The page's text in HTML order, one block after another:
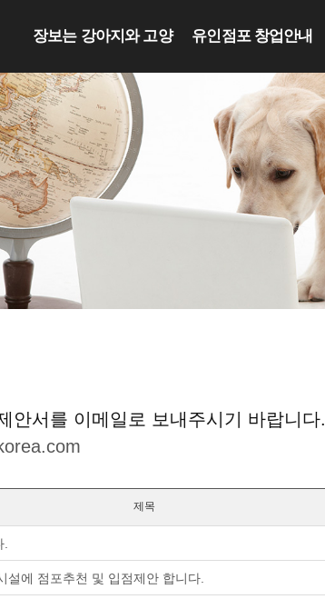
장보는 강아지와 고양 유인점포 창업안내
안서를 이메일로 보내주시기 바랍니다.
제목
설에 점포추천 및 입점제안 합니다.